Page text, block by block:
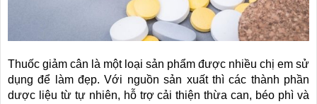
Thuốc giảm cân là một loại sản phẩm được nhiều chị em sử
dụng để làm đẹp.Với nguồn sản xuất thì các thành phần
dược liệu từ tự nhiên, hỗ trợ cải thiện thừa can, béo phì và